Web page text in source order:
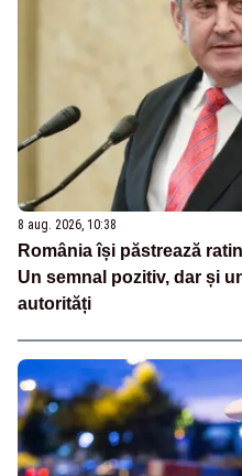
8 aug. 2026, 10:38
România își păstrează
Un semnal pozitiv, dar și
autorități